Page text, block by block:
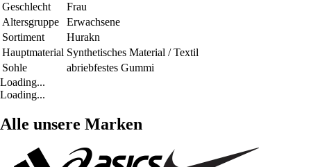
Geschlecht
Frau
Altersgruppe
Erwachsene
Sortiment
Hurakn
Hauptmaterial Synthetisches Material / Textil
Sohle
abriebfestes Gummi
Loading...
Loading...
Alle unsere Marken